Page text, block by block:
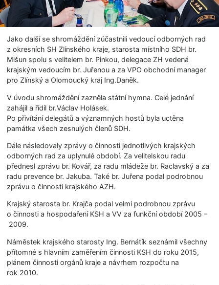
Jako další se shromáždění zúčastnili vedoucí odborných rad
z okresních SH Zlínského kraje, starosta místního SDH br.
Mišun spolu s velitelem br. Pinkou, delegace ZH vedená
krajským vedoucím br. Juřenou a za VPO obchodní manager
pro Zlínský a Olomoucký kraj Ing.Daněk.
V úvodu shromáždění zazněla státní hymna. Celé jednání
zahájil a řídil br.Václav Holásek.
Po přivítání delegátů a významných hostů byla uctěna
památka všech zesnulých členů SDH.
Dále následovaly zprávy o činnosti jednotlivých krajských
odborných rad za uplynulé období. Za velitelskou radu
přednesl zprávu br. Kovář, za radu mládeže br. Raclavský a za
radu prevence br. Jakuba. Také br. Juřena podal podrobnou
zprávu o činnosti krajského AZH.
Krajský starosta br. Krajča podal velmi podrobnou zprávu
o činnosti a hospodaření KSH a VV za funkční období 2005 –
2009.
Náměstek krajského starosty Ing. Bernátík seznámil všechny
přítomné s hlavním zaměřením činnosti KSH do roku 2015,
plánem činnosti orgánů kraje a návrhem rozpočtu na
rok 2010.